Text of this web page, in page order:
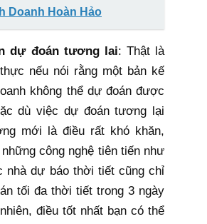
Doanh Hoàn Hảo
dự đoán tương lai: Thật là
nếu nói rằng một bản kế
không thể dự đoán được
dù việc dự đoán tương lại
mới là điều rất khó khăn,
công nghệ tiên tiến như
nhà dự báo thời tiết cũng chỉ
tối đa thời tiết trong 3 ngày
điều tốt nhất bạn có thể